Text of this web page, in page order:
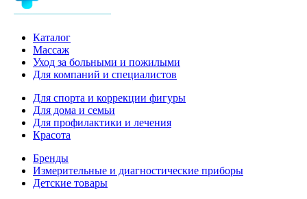
Каталог
Массаж
Уход за больными и пожилыми
Для компаний и специалистов
Для спорта и коррекции фигуры
Для дома и семьи
Для профилактики и лечения
Красота
Бренды
Измерительные и диагностические приборы
Детские товары